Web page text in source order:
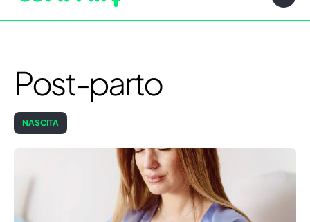
Post-parto
NASCITA